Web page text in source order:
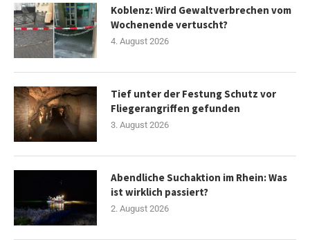
Koblenz: Wird Gewaltverbrechen vom
Wochenende vertuscht?
4. August 2026
Tief unter der Festung Schutz vor
Fliegerangriffen gefunden
3. August 2026
Abendliche Suchaktion im Rhein: Was
ist wirklich passiert?
2. August 2026